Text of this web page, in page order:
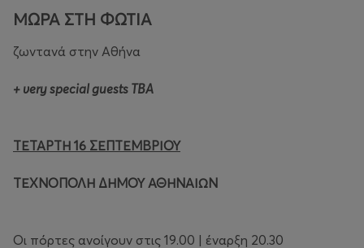
ΜΩΡΑ ΣΤΗ ΦΩΤΙΑ
ζωντανά στην Αθήνα
+ very special guests TBA
ΤΕΤΑΡΤΗ 16 ΣΕΠΤΕΜΒΡΙΟΥ
ΤΕΧΝΟΠΟΛΗ ΔΗΜΟΥ ΑΘΗΝΑΙΩΝ
Οι πόρτες ανοίγουν στις 19.00 | έναρξη 20.30